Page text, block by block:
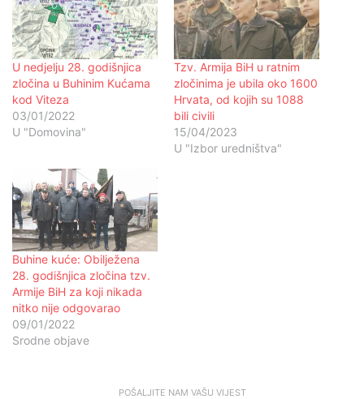
U nedjelju 28. godišnjica
zločina u Buhinim Kućama
kod Viteza
03/01/2022
U "Domovina"
Tzv. Armija BiH u ratnim
zločinima je ubila oko 1600
Hrvata, od kojih su 1088
bili civili
15/04/2023
U "Izbor uredništva"
Buhine kuće: Obilježena
28. godišnjica zločina tzv.
Armije BiH za koji nikada
nitko nije odgovarao
09/01/2022
Srodne objave
POŠALJITE NAM VAŠU VIJEST